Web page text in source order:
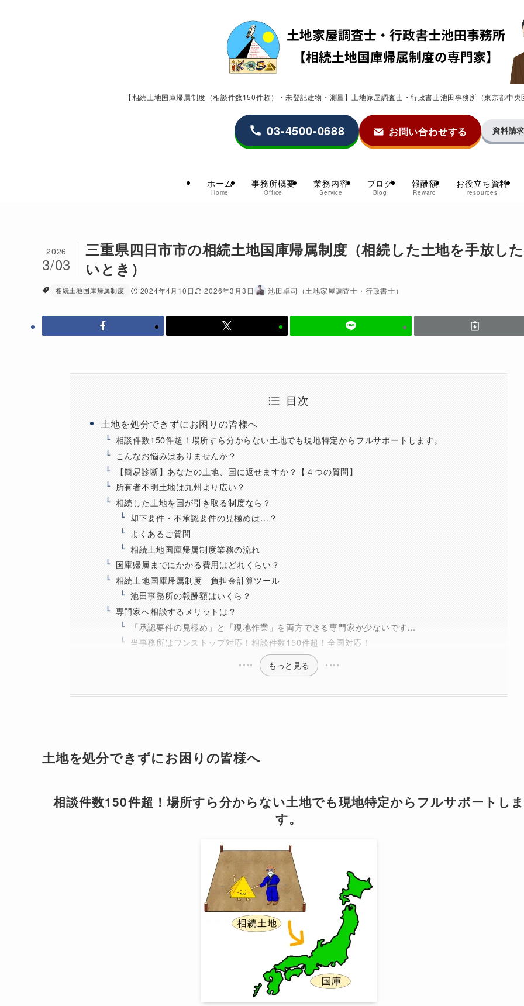
【相続土地国庫帰属制度（相談件数150件超）・未登記建物・測量】土地家屋調査士・行政書士池田事務所（東京都中
ホーム
Home
事務所概要
Office
業務内容
Service
ブログ
Blog
報酬額
Reward
お役立ち資料
resources
03-4500-0688 お問い合わせする 資料請
三重県四日市市の相続土地国庫帰属制度（相続した土地を手放した
いとき）
2026
3/03
相続土地国庫帰属制度 2024年4月10日 2026年3月3日 池田卓司（土地家屋調査士・行政書士）
目次
土地を処分できずにお困りの皆様へ
相談件数150件超！場所すら分からない土地でも現地特定からフルサポートします。
こんなお悩みはありませんか？
【簡易診断】あなたの土地、国に返せますか？【４つの質問】
所有者不明土地は九州より広い？
相続した土地を国が引き取る制度なら？
却下要件・不承認要件の見極めは…？
よくあるご質問
相続土地国庫帰属制度業務の流れ
国庫帰属までにかかる費用はどれくらい？
相続土地国庫帰属制度 負担金計算ツール
池田事務所の報酬額はいくら？
専門家へ相談するメリットは？
「承認要件の見極め」と「現地作業」を両方できる専門家が少ないです…
当事務所はワンストップ対応！相談件数150件超！全国対応！
もっと見る
土地を処分できずにお困りの皆様へ
相談件数150件超！場所すら分からない土地でも現地特定からフルサポートしま
す。